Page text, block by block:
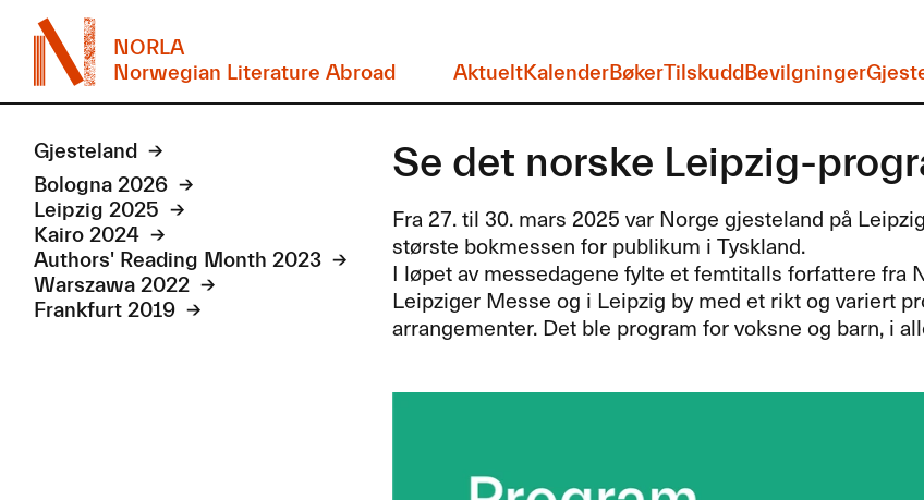
NORLA
Norwegian Literature Abroad
AktueltKalenderBøkerTilskuddBevilgninger
Gjesteland
Bologna 2026
Leipzig 2025
Kairo 2024
Authors' Reading Month 2023
Warszawa 2022
Frankfurt 2019
Se det norske Leipzig-
Fra 27. til 30. mars 2025 var Norge gjesteland på
største bokmessen for publikum i Tyskland.
I løpet av messedagene fylte et femtitalls forfattere fra
Leipziger Messe og i Leipzig by med et rikt og variert
arrangementer. Det ble program for voksne og barn, i